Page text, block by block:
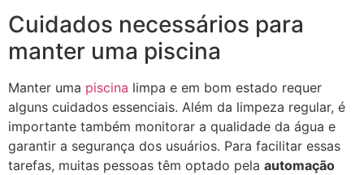
Cuidados necessários para
manter uma piscina
Manter uma piscina limpa e em bom estado requer
alguns cuidados essenciais. Além da limpeza regular, é
importante também monitorar a qualidade da água e
garantir a segurança dos usuários. Para facilitar essas
tarefas, muitas pessoas têm optado pela automação